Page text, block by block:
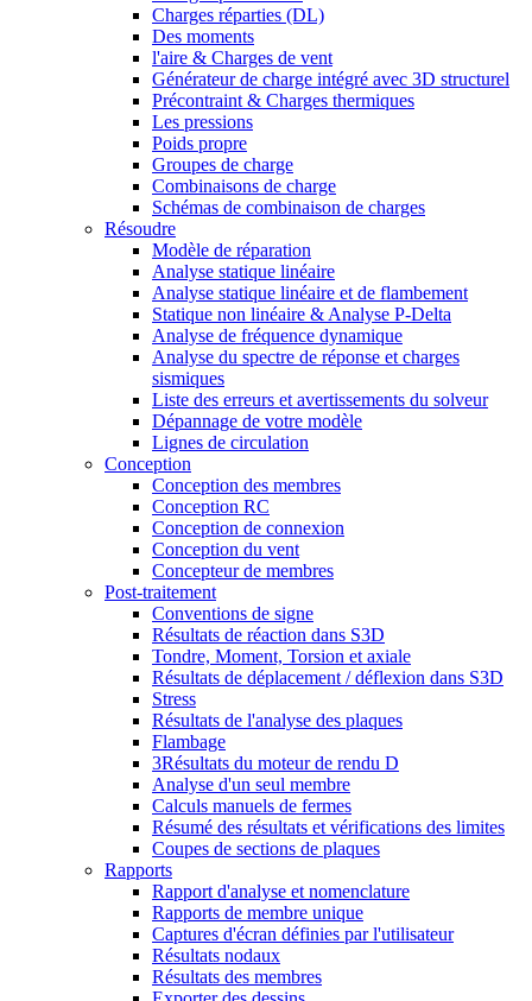
Charges réparties (DL)
Des moments
l'aire & Charges de vent
Générateur de charge intégré avec 3D structurel
Précontraint & Charges thermiques
Les pressions
Poids propre
Groupes de charge
Combinaisons de charge
Schémas de combinaison de charges
Résoudre
Modèle de réparation
Analyse statique linéaire
Analyse statique linéaire et de flambement
Statique non linéaire & Analyse P-Delta
Analyse de fréquence dynamique
Analyse du spectre de réponse et charges
sismiques
Liste des erreurs et avertissements du solveur
Dépannage de votre modèle
Lignes de circulation
Conception
Conception des membres
Conception RC
Conception de connexion
Conception du vent
Concepteur de membres
Post-traitement
Conventions de signe
Résultats de réaction dans S3D
Tondre, Moment, Torsion et axiale
Résultats de déplacement / déflexion dans S3D
Stress
Résultats de l'analyse des plaques
Flambage
3Résultats du moteur de rendu D
Analyse d'un seul membre
Calculs manuels de fermes
Résumé des résultats et vérifications des limites
Coupes de sections de plaques
Rapports
Rapport d'analyse et nomenclature
Rapports de membre unique
Captures d'écran définies par l'utilisateur
Résultats nodaux
Résultats des membres